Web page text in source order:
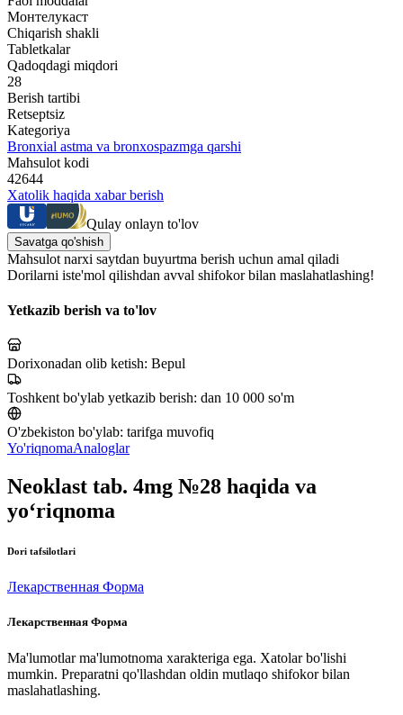
Монтелукаст
Chiqarish shakli
Tabletkalar
Qadoqdagi miqdori
28
Berish tartibi
Retseptsiz
Kategoriya
Bronxial astma va bronxospazmga qarshi
Mahsulot kodi
42644
Xatolik haqida xabar berish
Qulay onlayn to'lov
Savatga qo'shish
Mahsulot narxi saytdan buyurtma berish uchun amal qiladi
Dorilarni iste'mol qilishdan avval shifokor bilan maslahatlashing!
Yetkazib berish va to'lov
Dorixonadan olib ketish: Bepul
Toshkent bo'ylab yetkazib berish: dan 10 000 so'm
O'zbekiston bo'ylab: tarifga muvofiq
Yo'riqnomaAnaloglar
Neoklast tab. 4mg №28 haqida va
yo‘riqnoma
Dori tafsilotlari
Лекарственная Форма
Лекарственная Форма
Ma'lumotlar ma'lumotnoma xarakteriga ega. Xatolar bo'lishi
mumkin. Preparatni qo'llashdan oldin mutlaqo shifokor bilan
maslahatlashing.